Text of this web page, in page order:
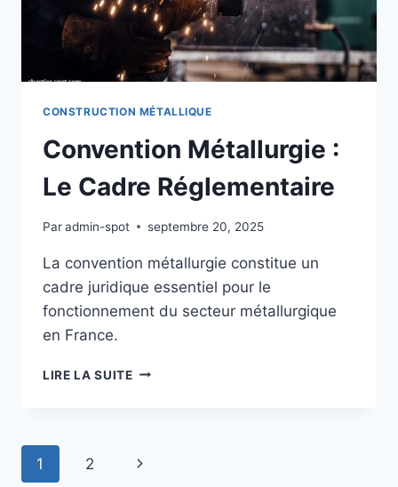
CONSTRUCTION MÉTALLIQUE
Convention Métallurgie :
Le Cadre Réglementaire
Paradmin-spot septembre 20, 2025
La convention métallurgie constitue un
cadre juridique essentiel pour le
fonctionnement du secteur métallurgique
en France.
LIRE LA SUITECONVENTION
RÉGLEMENTAIRE
Navigation
1 2 Page